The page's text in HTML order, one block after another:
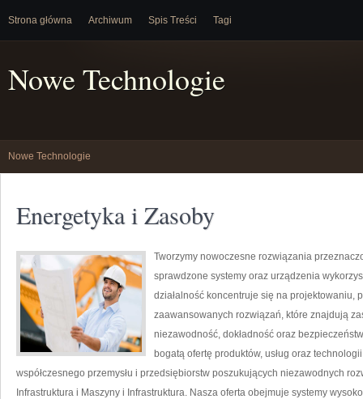
Strona główna Archiwum Spis Treści Tagi
Nowe Technologie
Nowe Technologie
Energetyka i Zasoby
Tworzymy nowoczesne rozwiązania
sprawdzone systemy oraz urządzenia
działalność koncentruje się na projektowaniu,
zaawansowanych rozwiązań, które znajdują
niezawodność, dokładność oraz
bogatą ofertę produktów, usług oraz
współczesnego przemysłu i przedsiębiorstw poszukujących niezawodnych
Infrastruktura i Maszyny i Infrastruktura. Nasza oferta obejmuje systemy